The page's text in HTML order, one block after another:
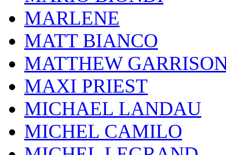
MARLENE
MATT BIANCO
MATTHEW
MAXI PRIEST
MICHAEL LANDAU
MICHEL CAMILO